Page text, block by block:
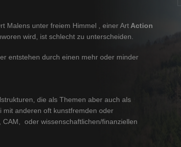
Malens unter freiem Himmel , einer Art Action
wird, ist schlecht zu unterscheiden.
entstehen durch einen mehr oder minder
die als Themen aber auch als
mit anderen oft kunstfremden oder
oder wissenschaftlichen/finanziellen